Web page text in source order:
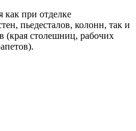
как при отделке
пьедесталов, колонн, так и
(края столешниц, рабочих